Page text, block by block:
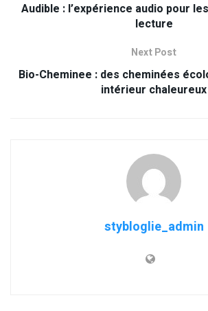
Audible : l’expérience audio pour
lecture
Next Post
Bio-Cheminee : des cheminées
intérieur chaleureux
stybloglie_admin